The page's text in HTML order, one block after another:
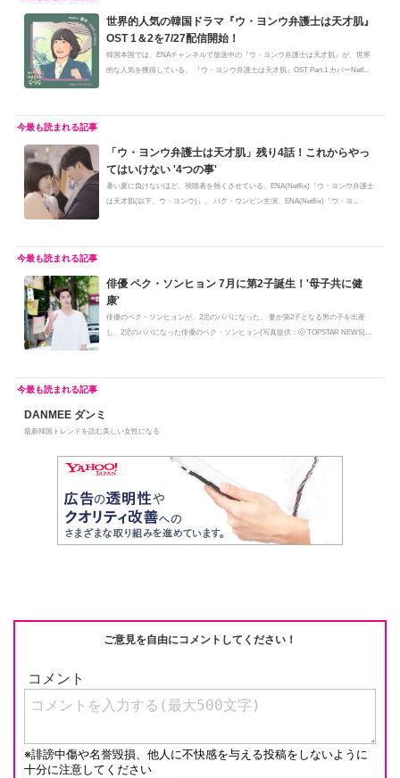
世界的人気の韓国ドラマ『ウ・ヨンウ弁護士は天才肌』
OST 1＆2を7/27配信開始！
韓国本国では、ENAチャンネルで放送中の『ウ・ヨンウ弁護士は天才肌』が、世界
的な人気を獲得している。 『ウ・ヨンウ弁護士は天才肌』OST Part.1 カバーNetf...
「ウ・ヨンウ弁護士は天才肌」残り4話！これからやっ
てはいけない '4つの事'
暑い夏に負けないほど、視聴者を熱くさせている、ENA(Netflix)『ウ・ヨンウ弁護士
は天才肌(以下、ウ・ヨンウ)』。 パク・ウンビン主演、ENA(Netflix)『ウ・ヨ...
俳優 ペク・ソンヒョン 7月に第2子誕生！'母子共に健
康'
俳優のペク・ソンヒョンが、2児のパパになった。 妻が第2子となる男の子を出産
し、2児のパパになった俳優のペク・ソンヒョン(写真提供：ⓒ TOPSTAR NEWS)8
DANMEE ダンミ
最新韓国トレンドを読む美しい女性になる
ご意見を自由にコメントしてください！